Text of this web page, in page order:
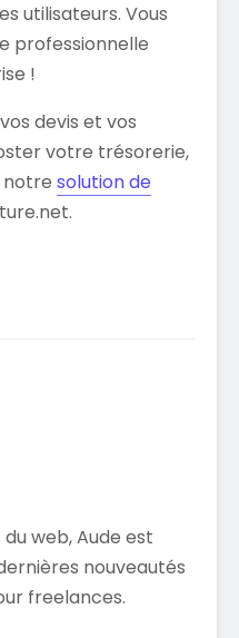
utilisateurs. Vous
professionnelle
!
devis et vos
votre trésorerie,
notre solution de
web, Aude est
nouveautés
freelances.